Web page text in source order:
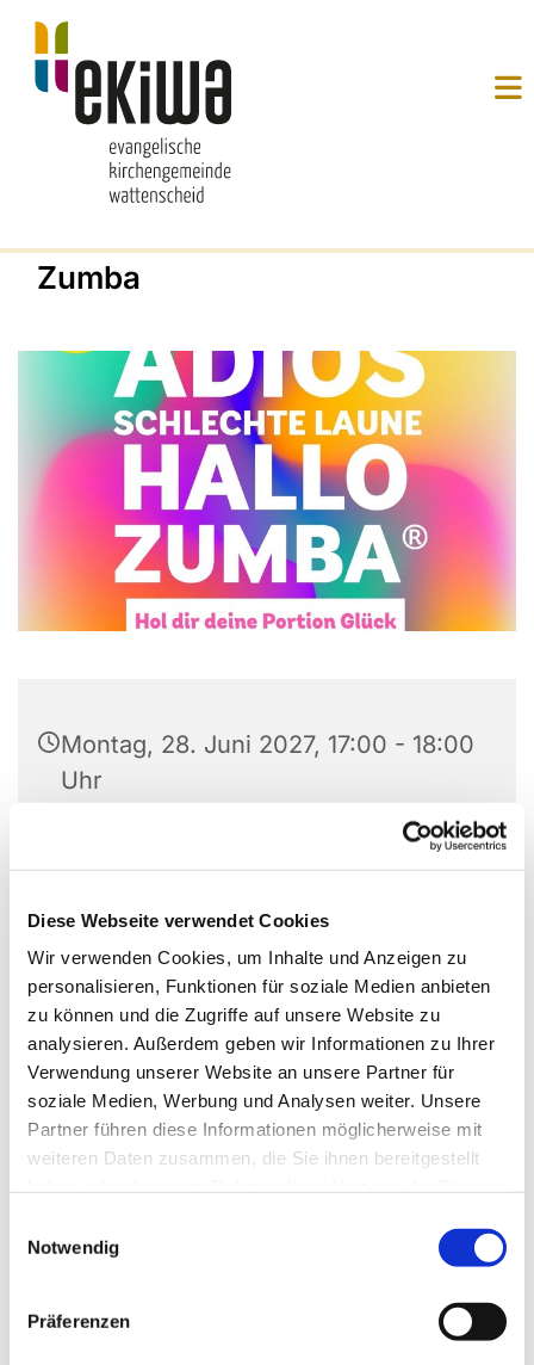
Diese Webseite verwendet Cookies
Wir verwenden Cookies, um Inhalte und Anzeigen zu
personalisieren, Funktionen für soziale Medien anbieten
zu können und die Zugriffe auf unsere Website zu
analysieren. Außerdem geben wir Informationen zu Ihrer
Verwendung unserer Website an unsere Partner für
soziale Medien, Werbung und Analysen weiter. Unsere
Partner führen diese Informationen möglicherweise mit
weiteren Daten zusammen, die Sie ihnen bereitgestellt
Notwendig
Präferenzen
Zumba
Montag, 28. Juni 2027, 17:00 - 18:00
Uhr
Versöhnungskirche, Preins Feld 8,
44869 Bochum
Angela Kinzel 0176-87900864